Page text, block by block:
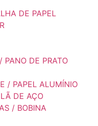
DE PAPEL
PANO DE PRATO
/ PAPEL ALUMÍNIO
DE AÇO
/ BOBINA